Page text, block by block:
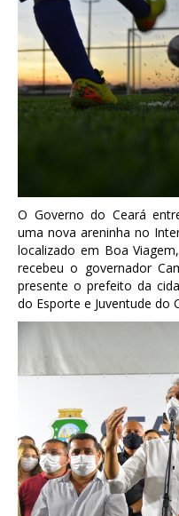
O Governo do Ceará
uma nova areninha no
localizado em Boa
recebeu o governador
presente o prefeito da
do Esporte e Juventude do